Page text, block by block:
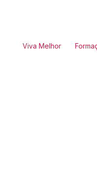
Viva Melhor